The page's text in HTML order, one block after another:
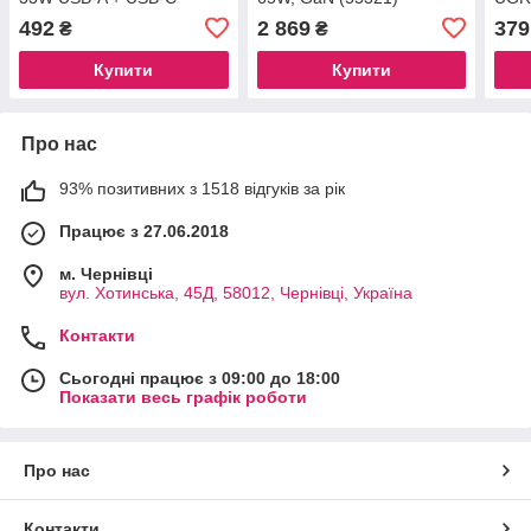
charger with 30W USB-C
Lightning 1m cable white
492 ₴
Купити
2 869₴
Купити
379
Про нас
93% позитивних з 1518 відгуків за рік
Працює з 27.06.2018
м. Чернівці
вул. Хотинська, 45Д, 58012, Чернівці, Україна
Контакти
Сьогодні працює з 09:00 до 18:00
Показати весь графік роботи
Про нас